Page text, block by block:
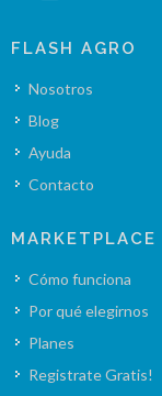
FLASH AGRO
Nosotros
Blog
Ayuda
Contacto
MARKETPLACE
Cómo funciona
Por qué elegirnos
Planes
Registrate Gratis!